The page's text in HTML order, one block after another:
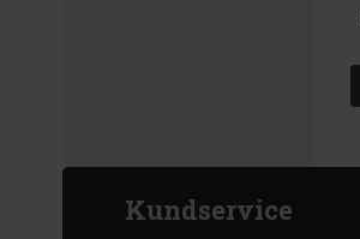
Kundservice